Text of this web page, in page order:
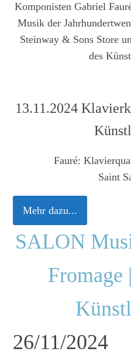
Komponisten Gabriel
Musik der
Steinway & Sons Store
des
13.11.2024
Fauré:
Saint
Mehr dazu...
SALON
Fromage
26/11/2024